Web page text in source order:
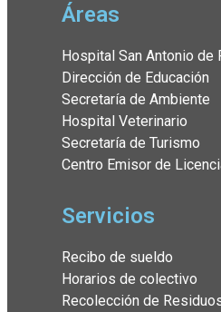
Áreas
Hospital San Antonio de
Dirección de Educación
Secretaría de Ambiente
Hospital Veterinario
Secretaría de Turismo
Centro Emisor de
Servicios
Recibo de sueldo
Horarios de colectivo
Recolección de